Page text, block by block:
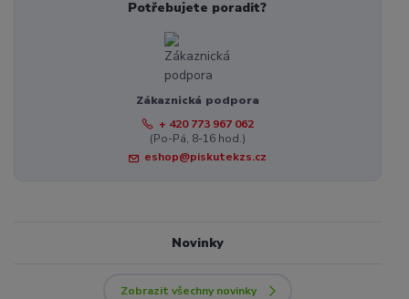
Potřebujete poradit?
Zákaznická podpora
+ 420 773 967 062
(Po-Pá, 8-16 hod.)
eshop@piskutekzs.cz
Novinky
Zobrazit všechny novinky